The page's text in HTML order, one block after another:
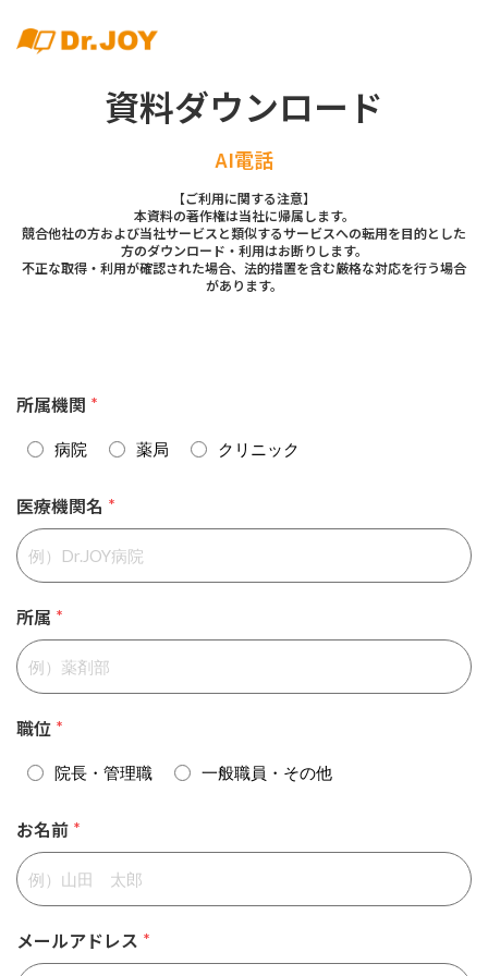
資料ダウンロード
AI電話
【ご利用に関する注意】
本資料の著作権は当社に帰属します。
競合他社の方および当社サービスと類似するサービスへの転用を目的とした
方のダウンロード・利用はお断りします。
不正な取得・利用が確認された場合、法的措置を含む厳格な対応を行う場合
があります。
所属機関 *
病院 薬局 クリニック
医療機関名 *
所属 *
職位 *
院長・管理職 一般職員・その他
お名前 *
メールアドレス *